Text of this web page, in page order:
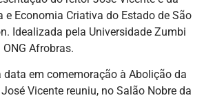
e Economia Criativa do Estado de São
Idealizada pela Universidade Zumbi
Afrobras.
data em comemoração à Abolição da
Vicente reuniu, no Salão Nobre da